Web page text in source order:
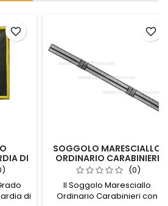
DI
di
favorite_border
SOGGOLO MARESCIALLO
ORDINARIO CARABINIERI
RIGA CENTRALE NERA 5 MM
(0)
Il Soggolo Maresciallo
Ordinario Carabinieri con
favorite_border